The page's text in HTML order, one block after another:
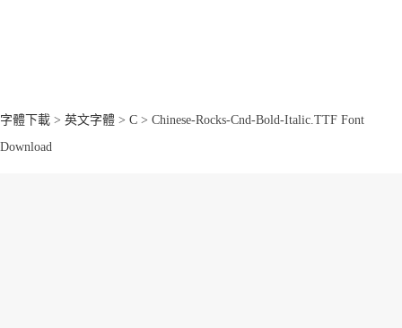
字體下載 > 英文字體 > C > Chinese-Rocks-Cnd-Bold-Italic.TTF Font
Download